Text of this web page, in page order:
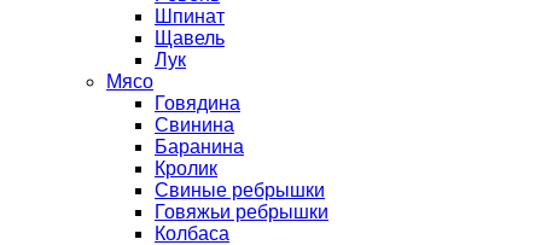
Шпинат
Щавель
Лук
Мясо
Говядина
Свинина
Баранина
Кролик
Свиные ребрышки
Говяжьи ребрышки
Колбаса